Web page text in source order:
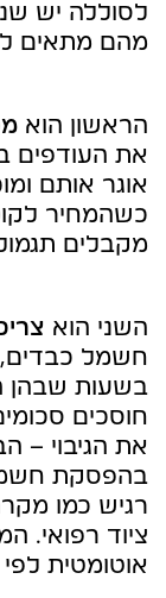
לסוללה יש
מהם מתאים
הראשון הוא
את העודפים
אוגר אותם
כשהמחיר
מקבלים
השני הוא
חשמל כבדים,
בשעות שבהן
חוסכים
את הגיבוי –
בהפסקת
רגיש כמו
ציוד רפואי.
אוטומטית